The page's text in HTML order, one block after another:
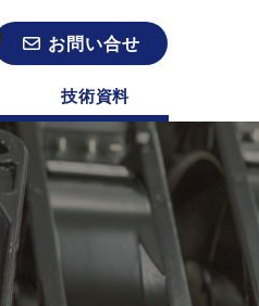
お問い合せ
技術資料